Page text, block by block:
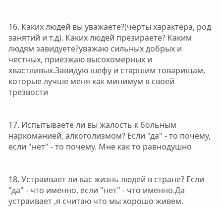
16. Каких людей вы уважаете?(черты характера, род
занятий и т.д). Каких людей презираете? Каким
людям завидуете?уважаю сильных добрых и
честных, приезжаю высокомерных и
хвастливых.Завидую шефу и старшим товарищам,
которые лучше меня как минимум в своей
трезвости
17. Испытываете ли вы жалость к больным
наркоманией, алкоголизмом? Если "да" - то почему,
если "нет" - то почему. Мне как то равнодушно
18. Устраивает ли вас жизнь людей в стране? Если
"да" - что именно, если "нет" - что именно.Да
устраивает ,я считаю что мы хорошо живем.